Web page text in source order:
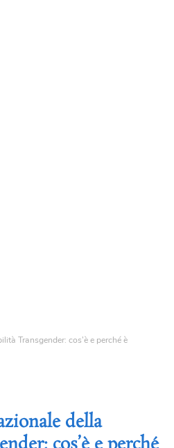
Transgender: cos’è e perché è
della